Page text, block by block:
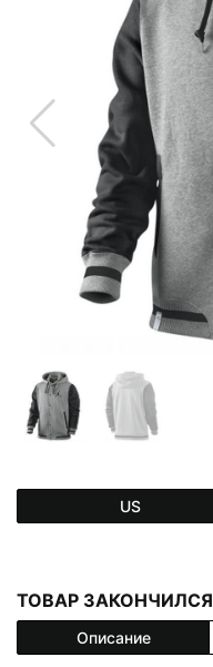
US
ТОВАР ЗАКОНЧИЛСЯ
Описание